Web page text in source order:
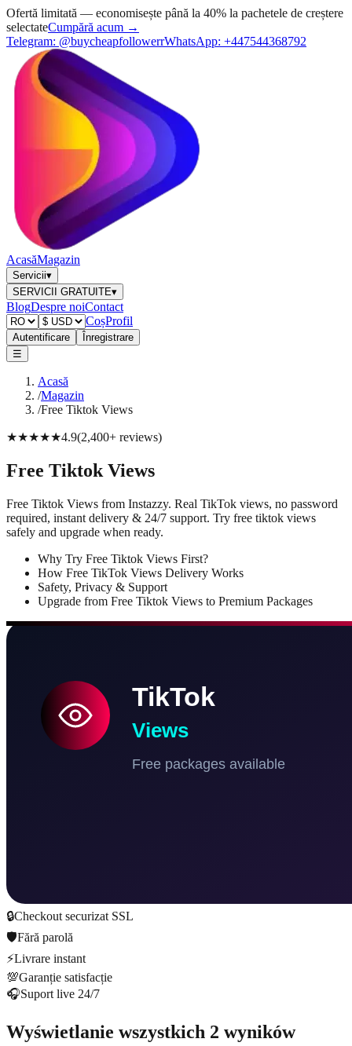
Ofertă limitată — economisește până la 40% la pachetele de creștere
selectateCumpără acum →
Telegram: @buycheapfollowerrWhatsApp: +447544368792
AcasăMagazin
Servicii▾
SERVICII GRATUITE▾
BlogDespre noiContact
CoșProfil
Autentificare
Înregistrare
☰
Acasă
/Magazin
/Free Tiktok Views
★★★★★4.9(2,400+ reviews)
Free Tiktok Views
Free Tiktok Views from Instazzy. Real TikTok views, no password
required, instant delivery & 24/7 support. Try free tiktok views
safely and upgrade when ready.
Why Try Free Tiktok Views First?
How Free TikTok Views Delivery Works
Safety, Privacy & Support
Upgrade from Free Tiktok Views to Premium Packages
🔒Checkout securizat SSL
🛡️Fără parolă
⚡Livrare instant
💯Garanție satisfacție
🎧Suport live 24/7
Wyświetlanie wszystkich 2 wyników